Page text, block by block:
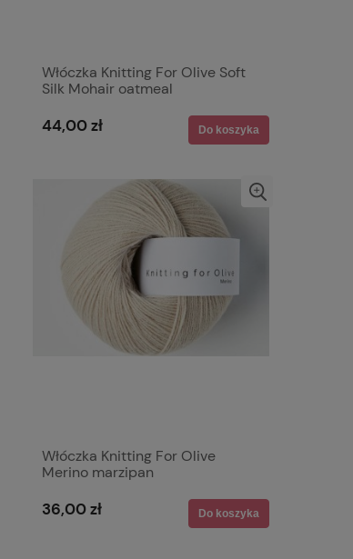
Włóczka Knitting For Olive Soft
Silk Mohair oatmeal
44,00 zł Do koszyka
Włóczka Knitting For Olive
Merino marzipan
36,00 zł Do koszyka